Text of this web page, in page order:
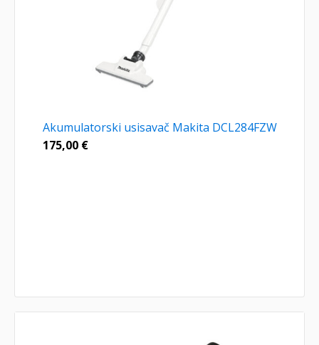
Akumulatorski usisavač Makita DCL284FZW
175,00 €